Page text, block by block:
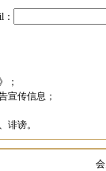
；
宣传信息；
诽谤。